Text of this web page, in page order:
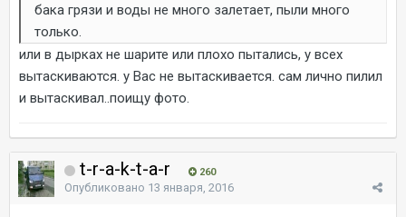
бака грязи и воды не много залетает, пыли много
только.
или в дырках не шарите или плохо пытались, у всех
вытаскиваются. у Вас не вытаскивается. сам лично пилил
и вытаскивал..поищу фото.
t-r-a-k-t-a-r 260
Опубликовано 13 января, 2016